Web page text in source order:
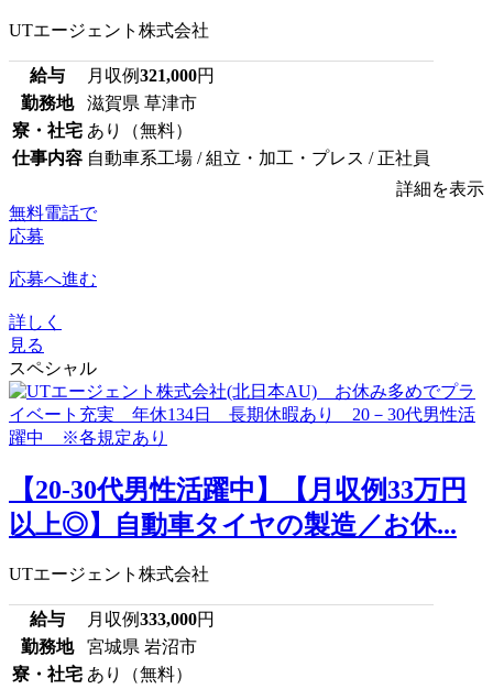
UTエージェント株式会社
給与 月収例321,000円
勤務地
滋賀県 草津市
寮・社宅 あり（無料）
仕事内容 自動車系工場 / 組立・加工・プレス / 正社員
詳細を表示
無料電話で
応募
応募へ進む
詳しく
見る
スペシャル
【20-30代男性活躍中】【月収例33万円
以上◎】自動車タイヤの製造／お休...
UTエージェント株式会社
給与 月収例333,000円
勤務地
宮城県 岩沼市
寮・社宅 あり（無料）